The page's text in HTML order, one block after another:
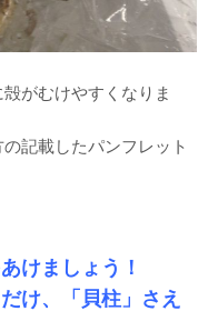
がむけやすくなりま
記載したパンフレット
けましょう！
け、「貝柱」さえ